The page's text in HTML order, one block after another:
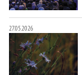
27.05.2026